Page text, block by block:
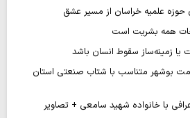
حوزه علمیه خراسان از مسیر عشق
همه بشریت است
یا زمینه‌ساز سقوط انسان باشد
بوشهر متناسب با شتاب صنعتی استان
با خانواده شهید سامعی + تصاویر